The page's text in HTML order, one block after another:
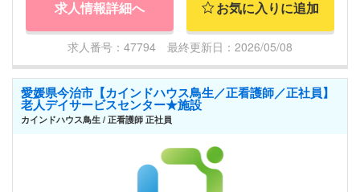
求人情報詳細へ お気に入りに追加
求人番号：47794 最終更新日：2026/05/08
愛媛県今治市【カインドハウス鳥生／正看護師／正社員】
老人デイサービスセンター★施設
カインドハウス鳥生 / 正看護師 正社員